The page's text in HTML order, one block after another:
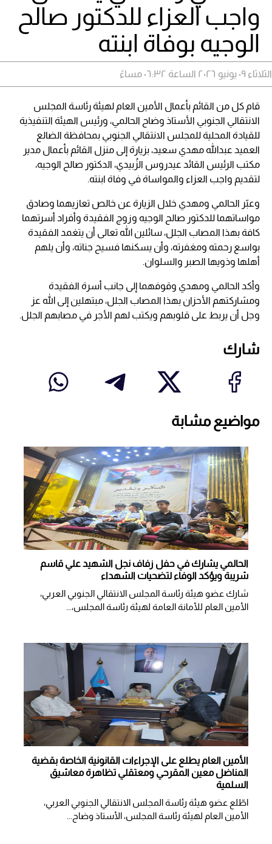
واجب العزاء للدكتور صالح
الوجيه بوفاة ابنته
الثلاثاء ٠٩ يونيو ٢٠٢٦ الساعة ٠٦:٣٢ مساءً
قام كل من القائم بأعمال الأمين العام لهيئة رئاسة المجلس
الانتقالي الجنوبي الأستاذ وضاح الحالمي، ورئيس الهيئة التنفيذية
للقيادة المحلية للمجلس الانتقالي الجنوبي بمحافظة الضالع
العميد عبدالله مهدي سعيد، بزيارة إلى منزل القائم بأعمال مدير
مكتب الرئيس القائد عيدروس الزُبيدي، الدكتور صالح الوجيه،
لتقديم واجب العزاء والمواساة في وفاة ابنته.
وعبّر الحالمي ومهدي خلال الزيارة عن خالص تعازيهما وصادق
مواساتهما للدكتور صالح الوجيه وزوج الفقيدة وأفراد أسرتهما
كافة بهذا المصاب الجلل، سائلين الله تعالى أن يتغمد الفقيدة
بواسع رحمته ومغفرته، وأن يسكنها فسيح جناته، وأن يلهم
أهلها وذويها الصبر والسلوان.
وأكد الحالمي ومهدي وقوفهما إلى جانب أسرة الفقيدة
ومشاركتهم الأحزان بهذا المصاب الجلل، مبتهلين إلى الله عز
وجل أن يربط على قلوبهم ويكتب لهم الأجر في مصابهم الجلل.
شارك
مواضيع مشابة
الحالمي يشارك في حفل زفاف نجل الشهيد علي قاسم
شريبة ويؤكد الوفاء لتضحيات الشهداء
شارك عضو هيئة رئاسة المجلس الانتقالي الجنوبي العربي،
الأمين العام للأمانة العامة لهيئة رئاسة المجلس،...
الأمين العام يطلع على الإجراءات القانونية الخاصة بقضية
المناضل معين المقرحي ومعتقلي تظاهرة معاشيق
السلمية
اطّلع عضو هيئة رئاسة المجلس الانتقالي الجنوبي العربي،
الأمين العام لهيئة رئاسة المجلس، الأستاذ وضاح...